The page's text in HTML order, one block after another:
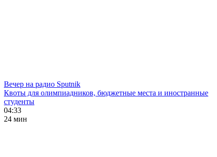
Вечер на радио Sputnik
Квоты для олимпиадников, бюджетные места и иностранные
студенты
04:33
24 мин